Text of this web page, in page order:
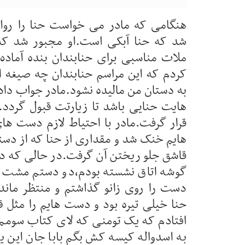
هنگامی که مادر می خواست حنا را
شد که حنا آبکی است.او مجبور شد
ملات مناسبی برای حنابندان بنده
کردم که این مراسم حنابندان چه
به دستان من مالیده نشود.مادر جواب
هایت حنایی باشد تا زیارتت قبول
قرار گرفت.مادر با احتیاط لازم دست
هایم خنک شد و مقداری از حنا که از
قاشق جلو ریختن آن گرفت.در حالی که
گوشه اتاق نشسته بودم،دو دستم مشت
دست را روی زانو گذاشتم و منتظر
حنا خیلی تیره بود و دست هایم را مثل
افتادم که یک تومنی که لای کتاب
به اسدواله کیسه کش بگم بابا جان این